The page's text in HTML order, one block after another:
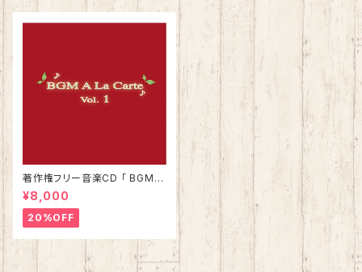
著作権フリー音楽CD 「 BGMア
ラカルト Vol.1 」
¥8,000
20%OFF